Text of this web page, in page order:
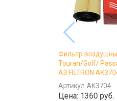
Фильтр
Touran/Golf/
A3 FILTRON
Артикул AK3704
Цена: 1360 руб.